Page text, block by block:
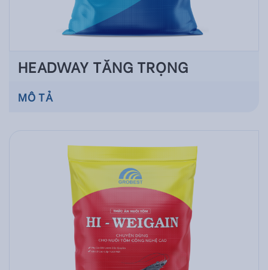
HEADWAY TĂNG TRỌNG
MÔ TẢ